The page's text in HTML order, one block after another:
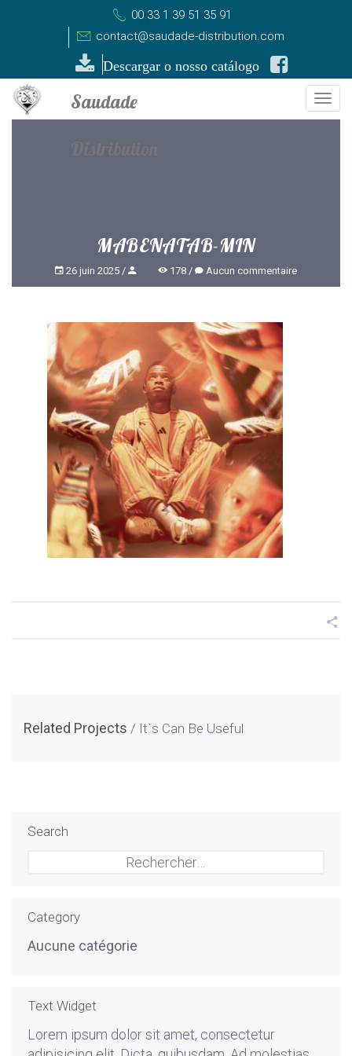
00 33 1 39 51 35 91
contact@saudade-distribution.com
Descargar o nosso catálogo
MABENATAB-MIN
26 juin 2025 178 Aucun commentaire
Related Projects It`s Can Be Useful
Search
Category
Aucune catégorie
Text Widget
Lorem ipsum dolor sit amet, consectetur